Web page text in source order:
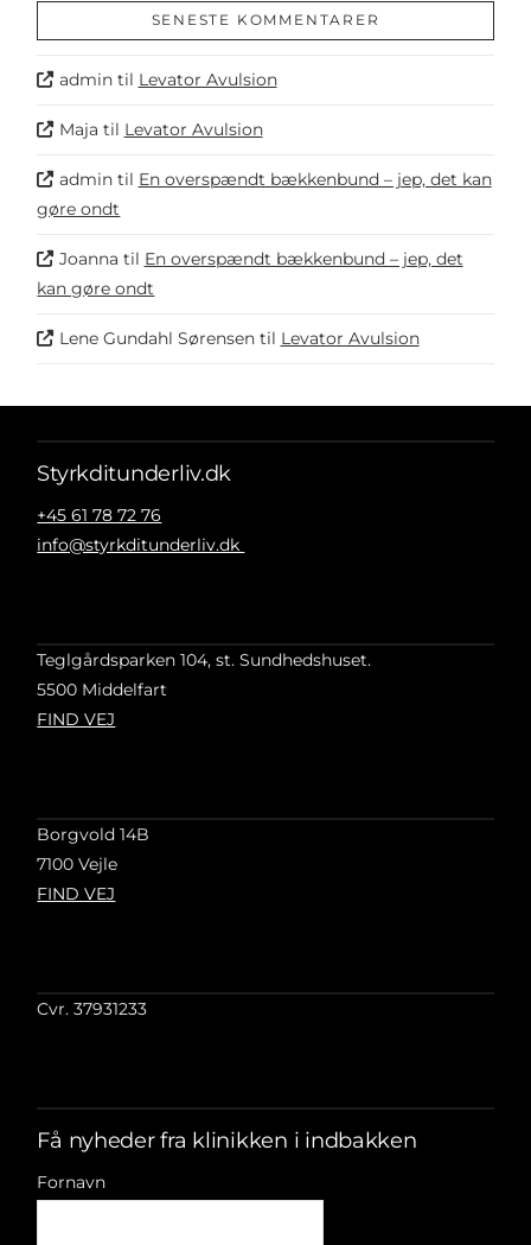
SENESTE KOMMENTARER
admintil Levator Avulsion
Maja til Levator Avulsion
admintil En overspændt bækkenbund – jep, det kan
gøre ondt
Joanna til En overspændt bækkenbund – jep, det
kan gøre ondt
Lene Gundahl Sørensentil Levator Avulsion
Styrkditunderliv.dk
+45 61 78 72 76
info@styrkditunderliv.dk
Teglgårdsparken 104, st. Sundhedshuset.
5500 Middelfart
FIND VEJ
Borgvold 14B
7100 Vejle
FIND VEJ
Cvr. 37931233
Få nyheder fra klinikken i indbakken
Fornavn